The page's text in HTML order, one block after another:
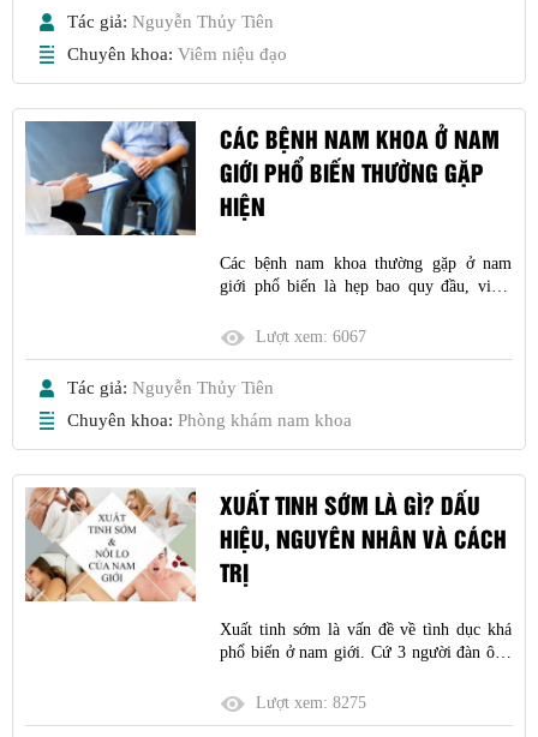
do vi khuẩn, vi rút, ký sinh trùng hoặc
nguyên nhân cơ h
Tác giả: Nguyễn Thủy Tiên
Chuyên khoa: Viêm niệu đạo
CÁC BỆNH NAM KHOA Ở NAM
GIỚI PHỔ BIẾN THƯỜNG GẶP
HIỆN
Các bệnh nam khoa thường gặp ở nam
giới phổ biến là hẹp bao quy đầu, viêm
tuyến tiền liệt, yếu sinh lý, vô sinh, xuất
tinh sớm, viêm niệu đạo, tiểu buốt tiểu
nhiều…
Lượt xem:6067
Tác giả: Nguyễn Thủy Tiên
Chuyên khoa: Phòng khám nam khoa
XUẤT TINH SỚM LÀ GÌ? DẤU
HIỆU, NGUYÊN NHÂN VÀ CÁCH
TRỊ
Xuất tinh sớm là vấn đề về tình dục khá
phổ biến ở nam giới. Cứ 3 người đàn ông
xuất tinh sớm, trở nên phiền muộn, buồn
bã và lảng tránh quan hệ tình dục.
Lượt xem:8275